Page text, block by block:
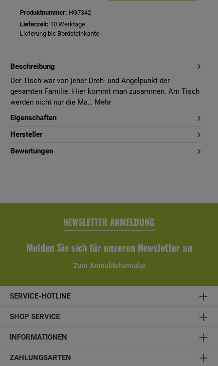
Produktnummer: HG7342
Lieferzeit: 10 Werktage
Lieferung bis Bordsteinkante
Beschreibung
Der Tisch war von jeher Dreh- und Angelpunkt der
gesamten Familie. Hier kommt man zusammen. Am Tisch
werden nicht nur die Ma… Mehr
Eigenschaften
Hersteller
Bewertungen
NEWSLETTER ANMELDUNG
Melden Sie sich für unseren Newsletter an
Zum Anmeldeformular
SERVICE-HOTLINE
SHOP SERVICE
INFORMATIONEN
ZAHLUNGSARTEN